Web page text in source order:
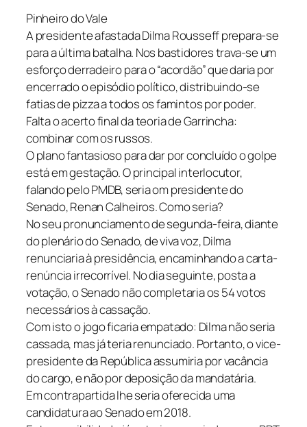
Pinheiro do Vale
A presidente afastada Dilma Rousseff prepara-se
para a última batalha. Nos bastidores trava-se um
esforço derradeiro para o “acordão” que daria por
encerrado o episódio político, distribuindo-se
fatias de pizza a todos os famintos por poder.
Falta o acerto final da teoria de Garrincha:
combinar com os russos.
O plano fantasioso para dar por concluído o golpe
está em gestação. O principal interlocutor,
falando pelo PMDB, seria om presidente do
Senado, Renan Calheiros. Como seria?
No seu pronunciamento de segunda-feira, diante
do plenário do Senado, de viva voz, Dilma
renunciaria à presidência, encaminhando a carta-
renúncia irrecorrível. No dia seguinte, posta a
votação, o Senado não completaria os 54 votos
necessários à cassação.
Com isto o jogo ficaria empatado: Dilma não seria
cassada, mas já teria renunciado. Portanto, o vice-
presidente da República assumiria por vacância
do cargo, e não por deposição da mandatária.
Em contrapartida lhe seria oferecida uma
candidatura ao Senado em 2018.